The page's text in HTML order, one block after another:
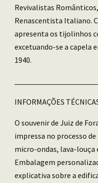
Revivalistas
Renascentista Italiano.
apresenta os tijolinhos
excetuando-se a capela
1940.
INFORMAÇÕES
O souvenir de Juiz de
impressa no processo
micro-ondas, lava-louça
Embalagem
explicativa sobre a